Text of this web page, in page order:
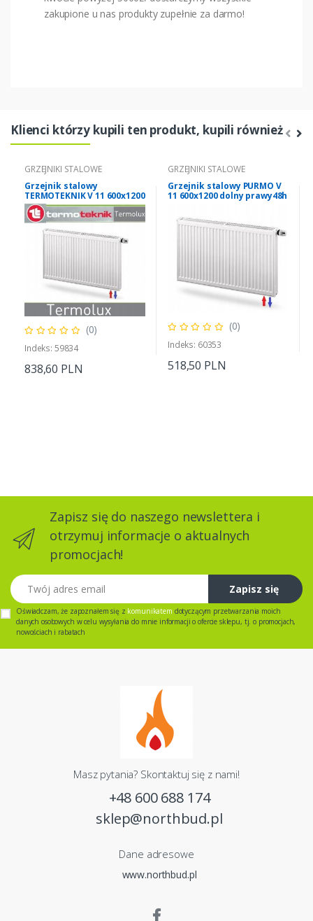
zakupione u nas produkty zupełnie za darmo!
Klienci którzy kupili ten produkt, kupili również
GRZEJNIKI STALOWE
Grzejnik stalowy
TERMOTEKNIK V 11 600x1200
dolny prawy48h
(0)
Indeks: 59834
838,60 PLN
GRZEJNIKI STALOWE
Grzejnik stalowy PURMO V
11 600x1200 dolny prawy48h
(0)
Indeks: 60353
518,50 PLN
Zapisz się do naszego newslettera i
otrzymuj informacje o aktualnych
promocjach!
Twój adres email
Zapisz się
Oświadczam, że zapoznałem się z komunikatem dotyczącym przetwarzania moich
danych osobowych w celu wysyłania do mnie informacji o ofercie sklepu, tj. o promocjach,
nowościach i rabatach
Masz pytania? Skontaktuj się z nami!
+48 600 688 174
sklep@northbud.pl
Dane adresowe
www.northbud.pl